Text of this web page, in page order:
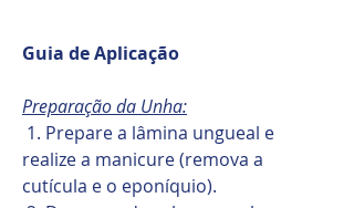
Guia de Aplicação
Preparação da Unha:
1. Prepare a lâmina ungueal e
realize a manicure (remova a
cutícula e o eponíquio).